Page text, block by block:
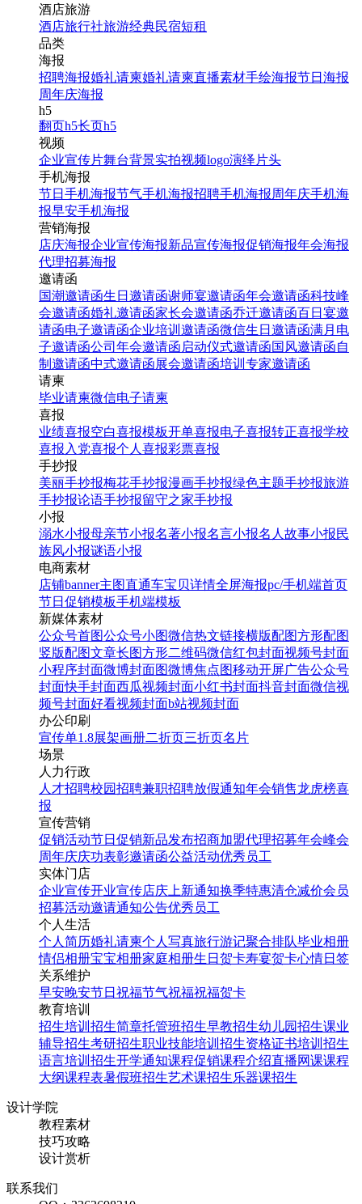
酒店旅游
酒店旅行社旅游经典民宿短租
品类
海报
招聘海报婚礼请柬婚礼请柬直播素材手绘海报节日海报
周年庆海报
h5
翻页h5长页h5
视频
企业宣传片舞台背景实拍视频logo演绎 片头
手机海报
节日手机海报节气手机海报招聘手机海报周年庆手机海
报早安手机海报
营销海报
店庆海报企业宣传海报新品宣传海报促销海报年会海报
代理招募海报
邀请函
国潮邀请函生日邀请函谢师宴邀请函年会邀请函科技峰
会邀请函婚礼邀请函家长会邀请函乔迁邀请函百日宴邀
请函电子邀请函企业培训邀请函微信生日邀请函满月电
子邀请函公司年会邀请函 启动仪式邀请函国风邀请函自
制邀请函中式邀请函展会邀请函培训专家邀请函
请柬
毕业请柬微信电子请柬
喜报
业绩喜报空白喜报模板开单喜报电子喜报转正喜报学校
喜报 入党喜报个人喜报彩票喜报
手抄报
美丽手抄报梅花手抄报漫画手抄报绿色主题手抄报旅游
手抄报论语手抄报留守之家手抄报
小报
溺水小报母亲节小报名著小报名言小报名人故事小报民
族风小报谜语小报
电商素材
店铺banner主图直通车宝贝详情全屏海报pc/手机端首页
节日促销模板手机端模板
新媒体素材
公众号首图公众号小图微信热文链接横版配图方形配图
竖版配图文章长图方形二维码微信红包封面视频号封面
小程序封面微博封面图微博焦点图移动开屏广告公众号
封面快手封面西瓜视频封面小红书封面抖音封面微信视
频号封面好看视频封面b站视频封面
办公印刷
宣传单1.8展架画册二折页三折页名片
场景
人力行政
人才招聘校园招聘兼职招聘放假通知年会销售龙虎榜喜
报
宣传营销
促销活动节日促销新品发布招商加盟代理招募年会峰会
周年庆庆功表彰邀请函公益活动优秀员工
实体门店
企业宣传开业宣传店庆 上新通知换季特惠清仓减价会员
招募活动邀请通知公告优秀员工
个人生活
个人简历婚礼请柬个人写真旅行游记聚合排队毕业相册
情侣相册宝宝相册家庭相册生日贺卡寿宴贺卡心情日签
关系维护
早安晚安节日祝福节气祝福祝福贺卡
教育培训
招生培训 招生简章托管班招生早教招生幼儿园招生课业
辅导招生考研招生职业技能培训招生资格证书培训招生
语言培训招生开学通知课程促销课程介绍直播网课课程
大纲课程表暑假班招生艺术课招生乐器课招生
设计学院
教程素材
技巧攻略
设计赏析
联系我们